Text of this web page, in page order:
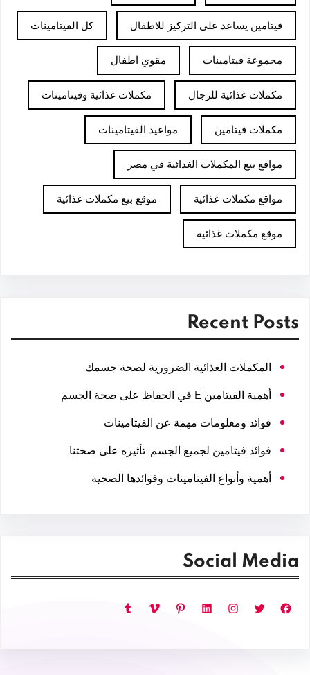
فيتامين يساعد على التركيز للاطفال كل الفيتامينات
مجموعة فيتامينات مقوي اطفال
مكملات غذائية للرجال مكملات غذائية وفيتامينات
مكملات فيتامين مواعيد الفيتامينات
مواقع بيع المكملات الغذائية في مصر
مواقع مكملات غذائية موقع بيع مكملات غذائية
موقع مكملات غذائيه
Recent Posts
المكملات الغذائية الضرورية لصحة جسمك
أهمية الفيتامين E في الحفاظ على صحة الجسم
فوائد ومعلومات مهمة عن الفيتامينات
فوائد فيتامين لجميع الجسم: تأثيره على صحتنا
أهمية وأنواع الفيتامينات وفوائدها الصحية
Social Media
فيسبوك تويتر إنستجرام لينكد إن بينتريست فيميو تمبلر